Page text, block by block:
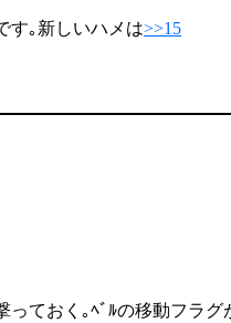
す｡新しいハメは>>15
ておく｡ﾍﾞﾙの移動フラ